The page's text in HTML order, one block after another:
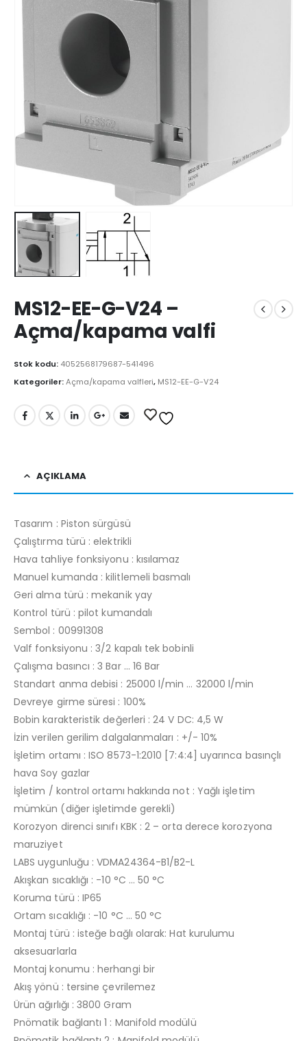
MS12-EE-G-V24 –
Açma/kapama valfi
Stok kodu: 4052568179687-541496
Kategoriler:Açma/kapama valfleri, MS12-EE-G-V24
AÇIKLAMA
Tasarım : Piston sürgüsü
Çalıştırma türü : elektrikli
Hava tahliye fonksiyonu : kısılamaz
Manuel kumanda : kilitlemeli basmalı
Geri alma türü : mekanik yay
Kontrol türü : pilot kumandalı
Sembol : 00991308
Valf fonksiyonu : 3/2 kapalı tek bobinli
Çalışma basıncı : 3 Bar … 16 Bar
Standart anma debisi : 25000 l/min … 32000 l/min
Devreye girme süresi : 100%
Bobin karakteristik değerleri : 24 V DC: 4,5 W
İzin verilen gerilim dalgalanmaları : +/- 10%
İşletim ortamı : ISO 8573-1:2010 [7:4:4] uyarınca basınçlı
hava Soy gazlar
İşletim / kontrol ortamı hakkında not : Yağlı işletim
mümkün (diğer işletimde gerekli)
Korozyon direnci sınıfı KBK : 2 – orta derece korozyona
maruziyet
LABS uygunluğu : VDMA24364-B1/B2-L
Akışkan sıcaklığı : -10 °C … 50 °C
Koruma türü : IP65
Ortam sıcaklığı : -10 °C … 50 °C
Montaj türü : isteğe bağlı olarak: Hat kurulumu
aksesuarlarla
Montaj konumu : herhangi bir
Akış yönü : tersine çevrilemez
Ürün ağırlığı : 3800 Gram
Pnömatik bağlantı 1 : Manifold modülü